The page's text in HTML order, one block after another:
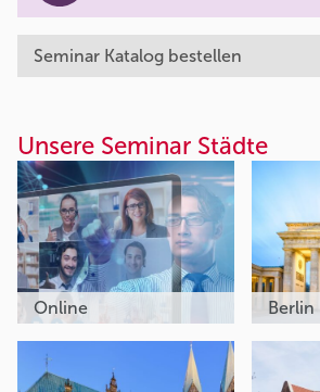
Seminar Katalog bestellen
Unsere Seminar Städte
Online Berlin